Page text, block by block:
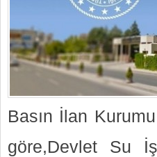
Basın İlan
göre,Devlet Su